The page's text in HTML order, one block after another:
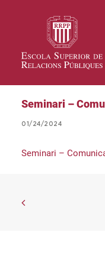
Seminari –
01/24/2024
Seminari –